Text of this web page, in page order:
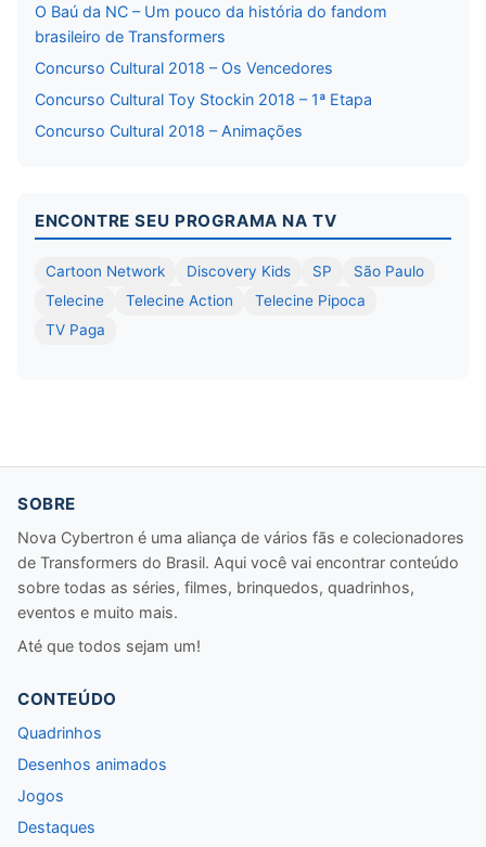
O Baú da NC – Um pouco da história do fandom
brasileiro de Transformers
Concurso Cultural 2018 – Os Vencedores
Concurso Cultural Toy Stockin 2018 – 1ª Etapa
Concurso Cultural 2018 – Animações
ENCONTRE SEU PROGRAMA NA TV
Cartoon Network Discovery Kids SP
São Paulo
Telecine
Telecine Action
Telecine Pipoca
TV Paga
SOBRE
Nova Cybertron é uma aliança de vários fãs e colecionadores
de Transformers do Brasil. Aqui você vai encontrar conteúdo
sobre todas as séries, filmes, brinquedos, quadrinhos,
eventos e muito mais.
Até que todos sejam um!
CONTEÚDO
Quadrinhos
Desenhos animados
Jogos
Destaques